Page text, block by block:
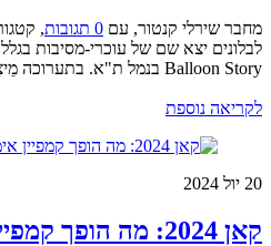
מחבר שירלי קנטור, עם 0 תגובות ,
לבלונים יצא שם של עוכרי-מסיבות
Balloon Story בנמל ת"א. בתערוכה מֵיצָגִים מרהיבים של אגדות-ילדים, שפוסלו ע"י 120 יוצרות ויוצרים ( ...
לקריאה נוספת
20 יול 2024
קאן 2024: מה הופך קמפיין אימפקט לאפקטיבי?